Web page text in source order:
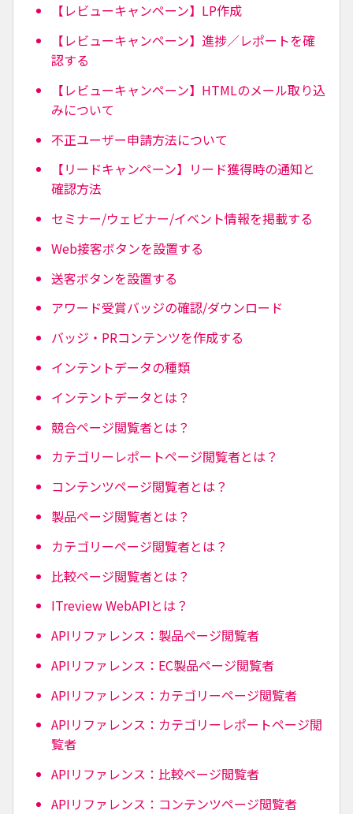
【レビューキャンペーン】LP作成
【レビューキャンペーン】進捗／レポートを確
認する
【レビューキャンペーン】HTMLのメール取り込
みについて
不正ユーザー申請方法について
【リードキャンペーン】リード獲得時の通知と
確認方法
セミナー/ウェビナー/イベント情報を掲載する
Web接客ボタンを設置する
送客ボタンを設置する
アワード受賞バッジの確認/ダウンロード
バッジ・PRコンテンツを作成する
インテントデータの種類
インテントデータとは？
競合ページ閲覧者とは？
カテゴリーレポートページ閲覧者とは？
コンテンツページ閲覧者とは？
製品ページ閲覧者とは？
カテゴリーページ閲覧者とは？
比較ページ閲覧者とは？
ITreview WebAPIとは？
APIリファレンス：製品ページ閲覧者
APIリファレンス：EC製品ページ閲覧者
APIリファレンス：カテゴリーページ閲覧者
APIリファレンス：カテゴリーレポートページ閲
覧者
APIリファレンス：比較ページ閲覧者
APIリファレンス：コンテンツページ閲覧者